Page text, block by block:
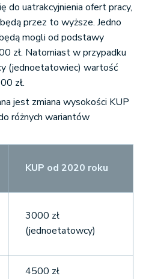
do uatrakcyjnienia ofert pracy,
przez to wyższe. Jedno
mogli od podstawy
zł. Natomiast w przypadku
(jednoetatowiec) wartość
zł.
jest zmiana wysokości KUP
różnych wariantów
KUP od 2020 roku
3000 zł
(jednoetatowcy)
4500 zł